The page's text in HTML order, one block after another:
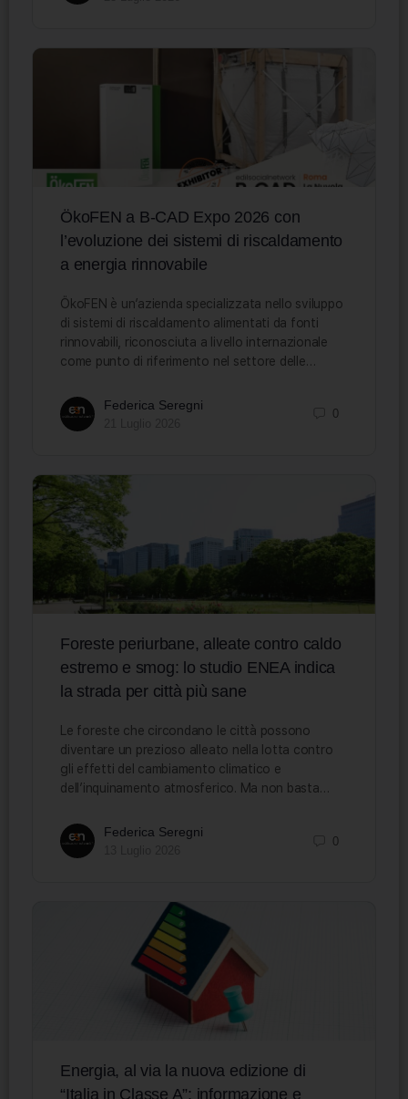
ÖkoFEN a B-CAD Expo 2026 con
l’evoluzione dei sistemi di riscaldamento
a energia rinnovabile
ÖkoFEN è un’azienda specializzata nello sviluppo
di sistemi di riscaldamento alimentati da fonti
rinnovabili, riconosciuta a livello internazionale
come punto di riferimento nel settore delle…
Federica Seregni
0
Foreste periurbane, alleate contro caldo
estremo e smog: lo studio ENEA indica
la strada per città più sane
Le foreste che circondano le città possono
diventare un prezioso alleato nella lotta contro
gli effetti del cambiamento climatico e
dell’inquinamento atmosferico. Ma non basta…
Federica Seregni
0
Energia, al via la nuova edizione di
“Italia in Classe A”: informazione e